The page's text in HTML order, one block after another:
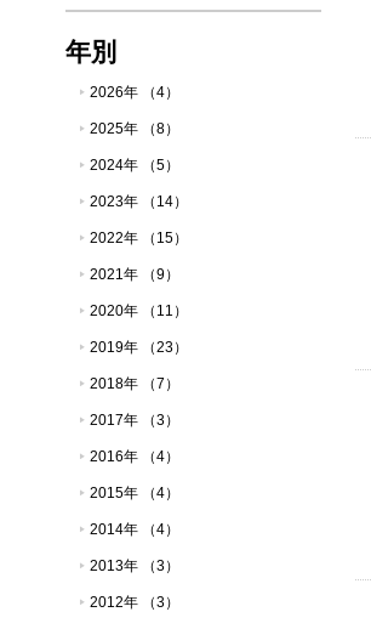
年別
2026年 （4）
2025年 （8）
2024年 （5）
2023年 （14）
2022年 （15）
2021年 （9）
2020年 （11）
2019年 （23）
2018年 （7）
2017年 （3）
2016年 （4）
2015年 （4）
2014年 （4）
2013年 （3）
2012年 （3）